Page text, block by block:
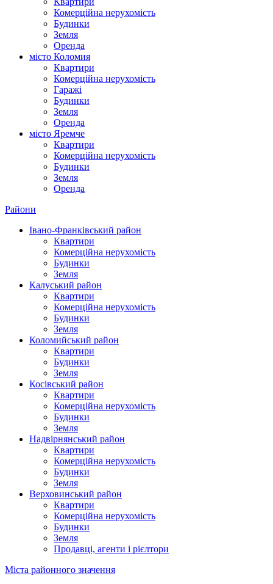
Комерційна нерухомість
Будинки
Земля
Оренда
місто Коломия
Квартири
Комерційна нерухомість
Гаражі
Будинки
Земля
Оренда
місто Яремче
Квартири
Комерційна нерухомість
Будинки
Земля
Оренда
Райони
Івано-Франківський район
Квартири
Комерційна нерухомість
Будинки
Земля
Калуський район
Квартири
Комерційна нерухомість
Будинки
Земля
Коломийський район
Квартири
Будинки
Земля
Косівський район
Квартири
Комерційна нерухомість
Будинки
Земля
Надвірнянський район
Квартири
Комерційна нерухомість
Будинки
Земля
Верховинський район
Квартири
Комерційна нерухомість
Будинки
Земля
Продавці, агенти і рієлтори
Міста районного значення